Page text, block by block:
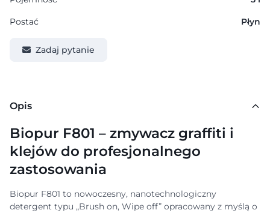
Postać Płyn
Zadaj pytanie
Opis
Biopur F801 – zmywacz graffiti i
klejów do profesjonalnego
zastosowania
Biopur F801 to nowoczesny, nanotechnologiczny
detergent typu „Brush on, Wipe off” opracowany z myślą o